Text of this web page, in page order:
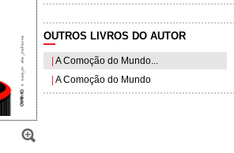
OUTROS LIVROS DO AUTOR
A Comoção do Mundo...
A Comoção do Mundo